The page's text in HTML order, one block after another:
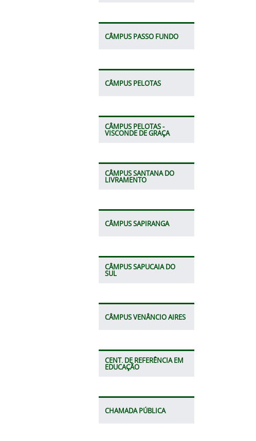
CÂMPUS PASSO FUNDO
CÂMPUS PELOTAS
CÂMPUS PELOTAS -
VISCONDE DE GRAÇA
CÂMPUS SANTANA DO
LIVRAMENTO
CÂMPUS SAPIRANGA
CÂMPUS SAPUCAIA DO
SUL
CÂMPUS VENÂNCIO AIRES
CENT. DE REFERÊNCIA EM
EDUCAÇÃO
CHAMADA PÚBLICA